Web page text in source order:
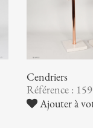
Cendriers
Référence :
Ajouter à